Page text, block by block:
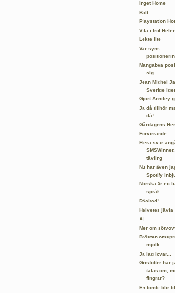
Inget Home
Bolt
Playstation
Vila i frid
Lekte lite
Var syns
Mangabea
sig
Jean Michel
Sverige
Gjort Annifey
Ja då tillhör
då!
Gårdagens
Förvirrande
Flera svar
tävling
Nu har även
Spotify
Norska är ett
språk
Däckad!
Helvetes jävla
Aj
Mer om
Brösten
mjölk
Ja jag lovar...
Grisfötter har
talas om,
fingrar?
En tomte blir